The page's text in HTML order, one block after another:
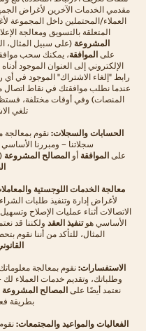
مقدمي الخدمات الآخرين لأغراض
العملاء/المحتملين داخل المجموعة
المتعلقة بالتسويق ومعالجة
المشروعة (على سبيل المثال،
على الموافقة، يمكنك سحب
الإلكتروني إلى العنوان الموجود
رابط "إلغاء الاشتراك" الموجود في
عندما نطلب موافقتك في نقاط اتصال
المنصات) وفي أوقات مختلفة،
تلغي
الحسابات والسجلات: نقوم بمعالجة
سجلاتنا – ومبررنا
علىالموافقة أوالمصالح المشروعة
معالجة الخدمات اللوجستية
لأغراض إدارة وتنفيذ طلبات
الاتصالات أثناء عمليات الإصلاح
الأساسي هوتنفيذ العقد ولكننا قد
المثال، للتأكد من أننا نقوم
الاستفسارات: نقوم بمعالجة
وطلباتك، وتقديم خدمات العملاء
نعتمد أيضًا على المصالح المشروعة
بطريقة
الفعاليات والمواعيد والمجتمعات: